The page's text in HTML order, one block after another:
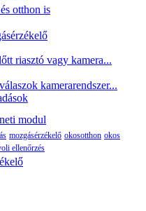
modul
otthon is
riasztó vagy kamera...
kamerarendszer...
mozgásérzékelő okosotthon okos
ellenőrzés